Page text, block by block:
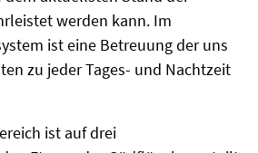
werden kann. Im
ist eine Betreuung der uns
zu jeder Tages- und Nachtzeit
ist auf drei